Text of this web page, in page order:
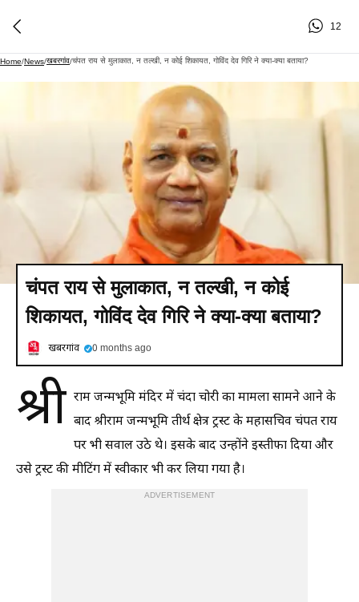
12
Home/News/खबरगांव/चंपत राय से मुलाकात, न तल्खी, न कोई शिकायत, गोविंद देव गिरि ने क्या-क्या बताया?
चंपत राय से मुलाकात, न तल्खी, न कोई
शिकायत, गोविंद देव गिरि ने क्या-क्या बताया?
खबरगांव 0 months ago
श्री राम जन्मभूमि मंदिर में चंदा चोरी का मामला सामने आने के
बाद श्रीराम जन्मभूमि तीर्थ क्षेत्र ट्रस्ट के महासचिव चंपत राय
पर भी सवाल उठे थे। इसके बाद उन्होंने इस्तीफा दिया और
उसे ट्रस्ट की मीटिंग में स्वीकार भी कर लिया गया है।
ADVERTISEMENT